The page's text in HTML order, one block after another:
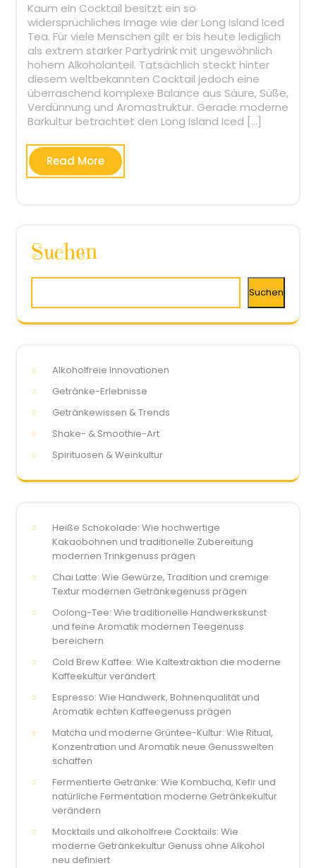
Kaum ein Cocktail besitzt ein so
widersprüchliches Image wie der Long Island Iced
Tea. Für viele Menschen gilt er bis heute lediglich
als extrem starker Partydrink mit ungewöhnlich
hohem Alkoholanteil. Tatsächlich steckt hinter
diesem weltbekannten Cocktail jedoch eine
überraschend komplexe Balance aus Säure, Süße,
Verdünnung und Aromastruktur. Gerade moderne
Barkultur betrachtet den Long Island Iced […]
Read More
Suchen
Suchen
Alkoholfreie Innovationen
Getränke-Erlebnisse
Getränkewissen & Trends
Shake- & Smoothie-Art
Spirituosen & Weinkultur
Heiße Schokolade: Wie hochwertige
Kakaobohnen und traditionelle Zubereitung
modernen Trinkgenuss prägen
Chai Latte: Wie Gewürze, Tradition und cremige
Textur modernen Getränkegenuss prägen
Oolong-Tee: Wie traditionelle Handwerkskunst
und feine Aromatik modernen Teegenuss
bereichern
Cold Brew Kaffee: Wie Kaltextraktion die moderne
Kaffeekultur verändert
Espresso: Wie Handwerk, Bohnenqualität und
Aromatik echten Kaffeegenuss prägen
Matcha und moderne Grüntee-Kultur: Wie Ritual,
Konzentration und Aromatik neue Genusswelten
schaffen
Fermentierte Getränke: Wie Kombucha, Kefir und
natürliche Fermentation moderne Getränkekultur
verändern
Mocktails und alkoholfreie Cocktails: Wie
moderne Getränkekultur Genuss ohne Alkohol
neu definiert